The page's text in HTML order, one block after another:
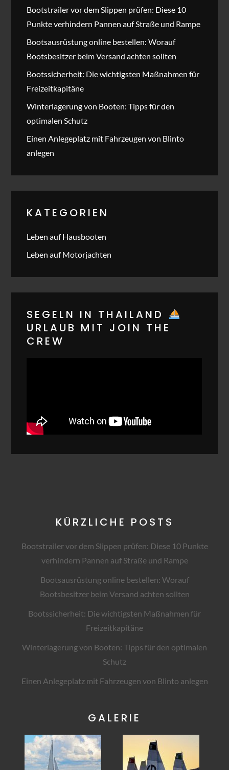
Bootstrailer vor dem Slippen prüfen: Diese 10
Punkte verhindern Pannen auf Straße und Rampe
Bootsausrüstung online bestellen: Worauf
Bootsbesitzer beim Versand achten sollten
Bootssicherheit: Die wichtigsten Maßnahmen für
Freizeitkapitäne
Winterlagerung von Booten: Tipps für den
optimalen Schutz
Einen Anlegeplatz mit Fahrzeugen von Blinto
anlegen
KATEGORIEN
Leben auf Hausbooten
Leben auf Motorjachten
SEGELN IN THAILAND
URLAUB MIT JOIN THE
CREW
KÜRZLICHE POSTS
Bootstrailer vor dem Slippen prüfen: Diese 10 Punkte
verhindern Pannen auf Straße und Rampe
Bootsausrüstung online bestellen: Worauf
Bootsbesitzer beim Versand achten sollten
Bootssicherheit: Die wichtigsten Maßnahmen für
Freizeitkapitäne
Winterlagerung von Booten: Tipps für den optimalen
Schutz
Einen Anlegeplatz mit Fahrzeugen von Blinto anlegen
GALERIE